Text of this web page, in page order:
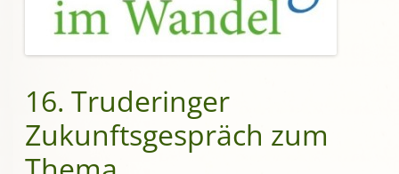
16. Truderinger
Zukunftsgespräch zum